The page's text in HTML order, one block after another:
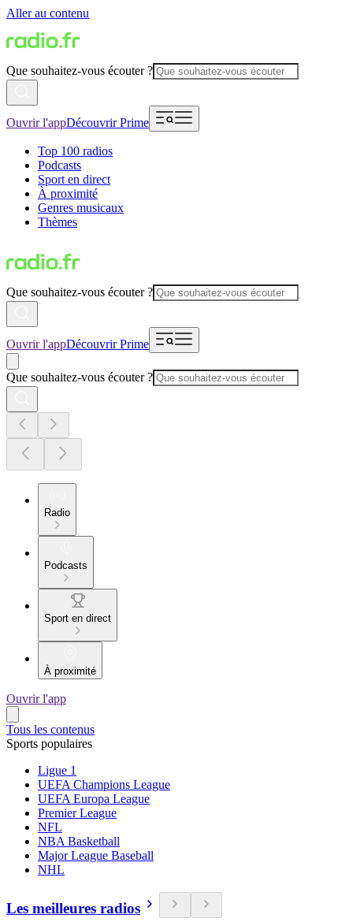
Aller au contenu
Que souhaitez-vous écouter ?
Ouvrir l'appDécouvrir Prime
Top 100 radios
Podcasts
Sport en direct
À proximité
Genres musicaux
Thèmes
Que souhaitez-vous écouter ?
Ouvrir l'appDécouvrir Prime
Que souhaitez-vous écouter ?
Radio
Podcasts
Sport en direct
À proximité
Ouvrir l'app
Tous les contenus
Sports populaires
Ligue 1
UEFA Champions League
UEFA Europa League
Premier League
NFL
NBA Basketball
Major League Baseball
NHL
Les meilleures radios